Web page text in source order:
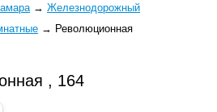
→ Железнодорожный
→ Революционная
, 164